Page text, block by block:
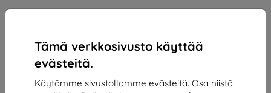
Tämä verkkosivusto käyttää
evästeitä.
Käytämme sivustollamme evästeitä. Osa niistä